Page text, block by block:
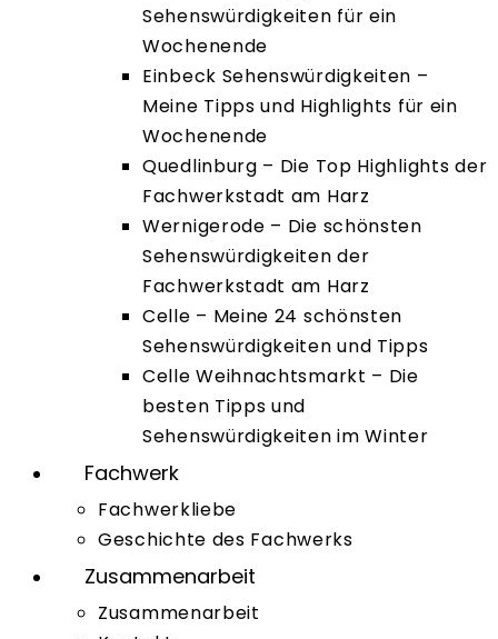
Sehenswürdigkeiten für ein
Wochenende
Einbeck Sehenswürdigkeiten –
Meine Tipps und Highlights für ein
Wochenende
Quedlinburg – Die Top Highlights der
Fachwerkstadt am Harz
Wernigerode – Die schönsten
Sehenswürdigkeiten der
Fachwerkstadt am Harz
Celle – Meine 24 schönsten
Sehenswürdigkeiten und Tipps
Celle Weihnachtsmarkt – Die
besten Tipps und
Sehenswürdigkeiten im Winter
Fachwerk
Fachwerkliebe
Geschichte des Fachwerks
Zusammenarbeit
Zusammenarbeit